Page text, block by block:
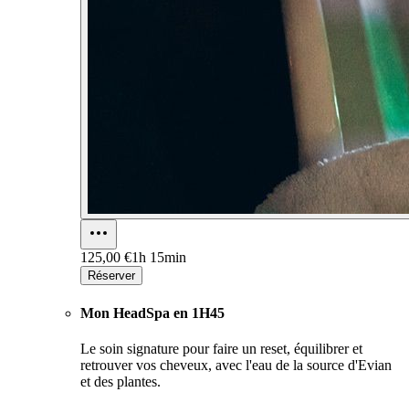
125,00 €1h 15min
Réserver
Mon HeadSpa en 1H45
Le soin signature pour faire un reset, équilibrer et
retrouver vos cheveux, avec l'eau de la source d'Evian
et des plantes.